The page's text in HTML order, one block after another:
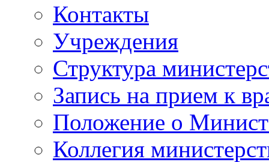
Контакты
Учреждения
Структура
Запись на прием к
Положение о
Коллегия